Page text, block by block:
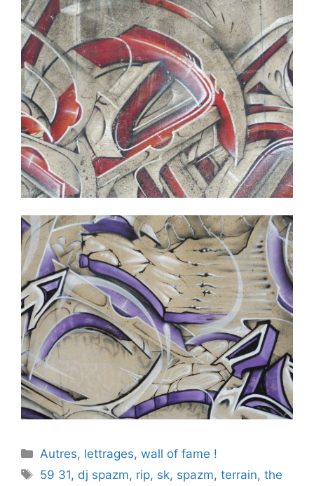
Catégories
Autres, lettrages,wall of fame !
Étiquettes
59 31, dj spazm, rip, sk, spazm,terrain,the